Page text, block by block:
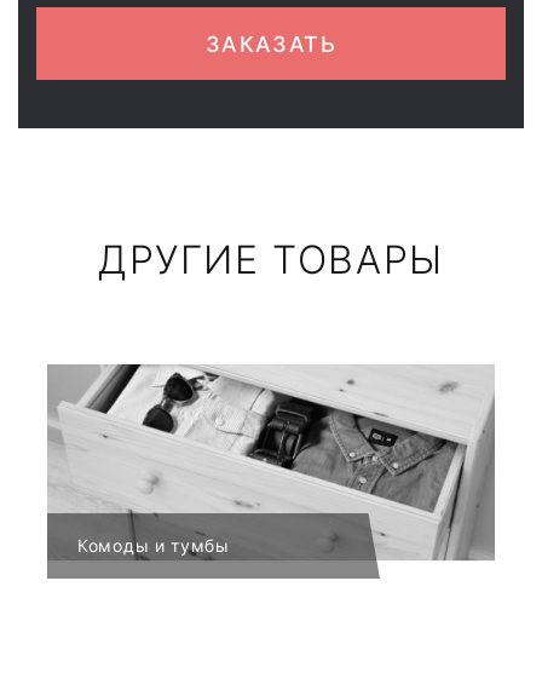
ЗАКАЗАТЬ
ДРУГИЕ ТОВАРЫ
Комоды и тумбы